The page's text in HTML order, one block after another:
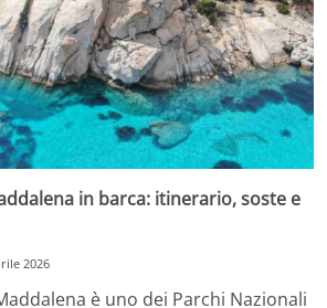
in barca: itinerario, soste e
2026
è uno dei Parchi Nazionali